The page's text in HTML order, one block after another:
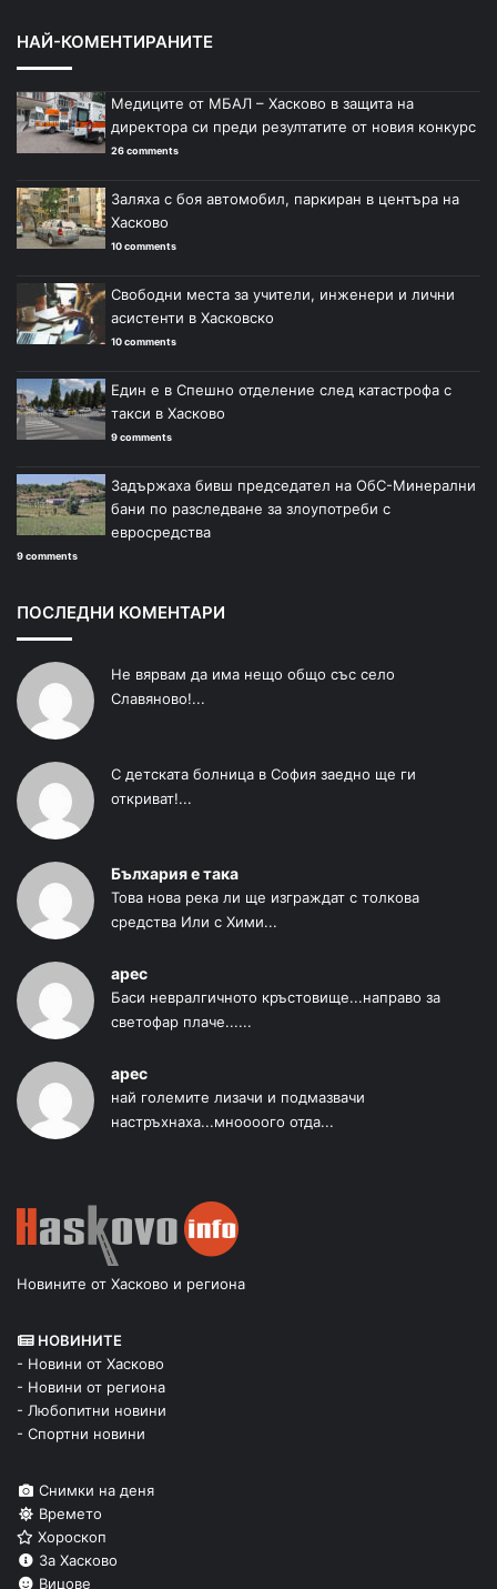
НАЙ-КОМЕНТИРАНИТЕ
Медиците от МБАЛ – Хасково в защита на
директора си преди резултатите от новия конкурс
26 comments
Заляха с боя автомобил, паркиран в центъра на
Хасково
10 comments
Свободни места за учители, инженери и лични
асистенти в Хасковско
10 comments
Един е в Спешно отделение след катастрофа с
такси в Хасково
9 comments
Задържаха бивш председател на ОбС-Минерални
бани по разследване за злоупотреби с
евросредства
9 comments
ПОСЛЕДНИ КОМЕНТАРИ
Не вярвам да има нещо общо със село
Славяново!...
С детската болница в София заедно ще ги
откриват!...
Бълхария е така
Това нова река ли ще изграждат с толкова
средства Или с Хими...
арес
Баси невралгичното кръстовище...направо за
светофар плаче......
арес
най големите лизачи и подмазвачи
настръхнаха...мноооого отда...
Новините от Хасково и региона
НОВИНИТЕ
- Новини от Хасково
- Новини от региона
- Любопитни новини
- Спортни новини
Снимки на деня
Времето
Хороскоп
За Хасково
Вицове